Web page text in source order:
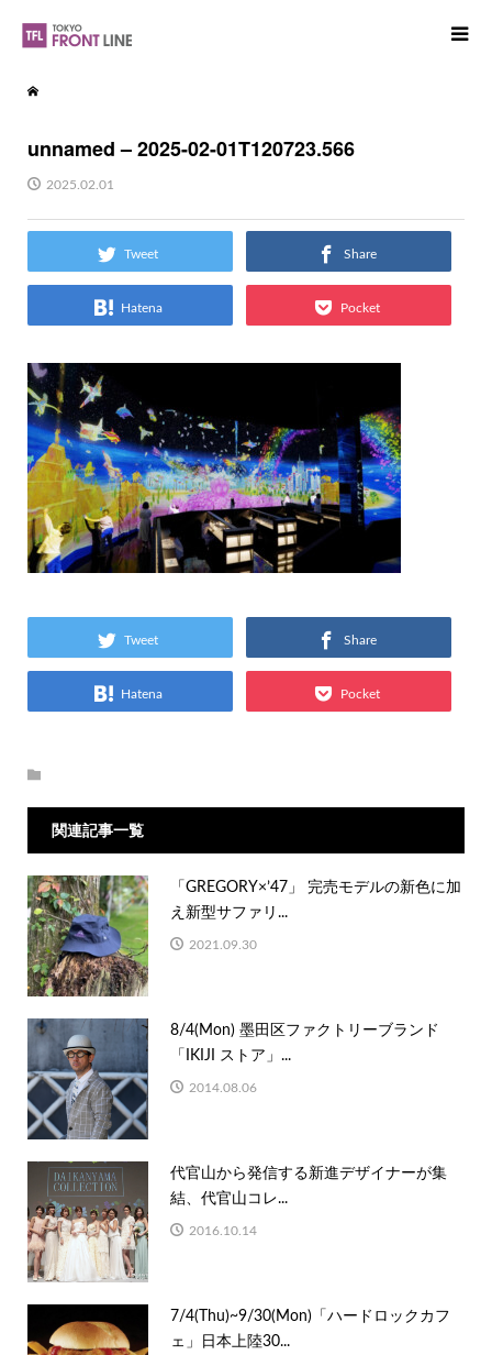
unnamed – 2025-02-01T120723.566
2025.02.01
Tweet Share
Hatena Pocket
Tweet Share
Hatena Pocket
関連記事一覧
「GREGORY×’47」 完売モデルの新色に加
え新型サファリ...
2021.09.30
8/4(Mon) 墨田区ファクトリーブランド
「IKIJI ストア」...
2014.08.06
代官山から発信する新進デザイナーが集
結、代官山コレ...
2016.10.14
7/4(Thu)~9/30(Mon)「ハードロックカフ
ェ」⽇本上陸30...